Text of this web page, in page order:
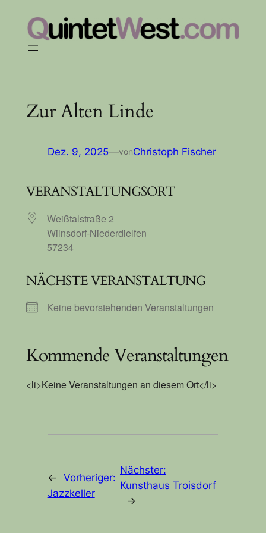
Inhalt
springen
Zur Alten Linde
Dez. 9, 2025—vonChristoph Fischer
VERANSTALTUNGSORT
Weißtalstraße 2
Wilnsdorf-Niederdielfen
57234
NÄCHSTE VERANSTALTUNG
Keine bevorstehenden Veranstaltungen
Kommende Veranstaltungen
<li>Keine Veranstaltungen an diesem Ort</li>
←
Vorheriger:
Jazzkeller
Nächster:
Kunsthaus Troisdorf
→